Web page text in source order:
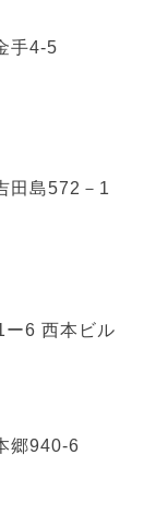
手4-5
田島572－1
ー6 西本ビル
郷940-6